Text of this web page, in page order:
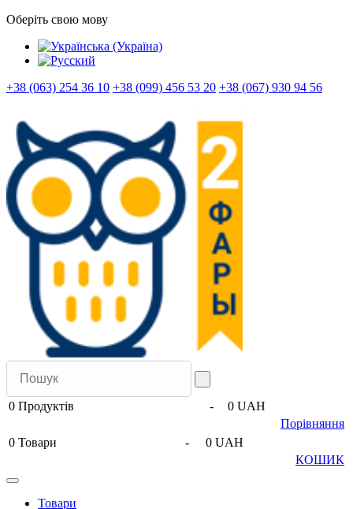
Оберіть свою мову
+38 (063) 254 36 10 +38 (099) 456 53 20 +38 (067) 930 94 56
0 Продуктів -
0 UAH
Порівняння
0 Товари -
0 UAH
КОШИК
Товари